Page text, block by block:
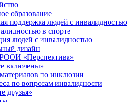
образование
поддержка людей с инвалидностью
в спорте
людей с инвалидностью
дизайн
«Перспектива»
включены»
по инклюзии
по вопросам инвалидности
друзья»